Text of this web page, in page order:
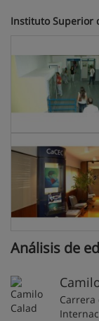
Instituto Superior
Análisis de
Carrera